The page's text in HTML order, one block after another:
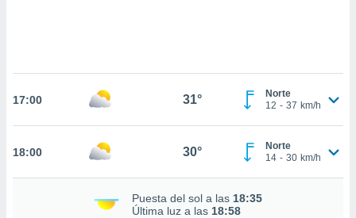
aceptar
17:00 31°
Norte
12 - 37 km/h
18:00 30°
Norte
14 - 30 km/h
Puesta del sol a las 18:35
Última luz a las 18:58